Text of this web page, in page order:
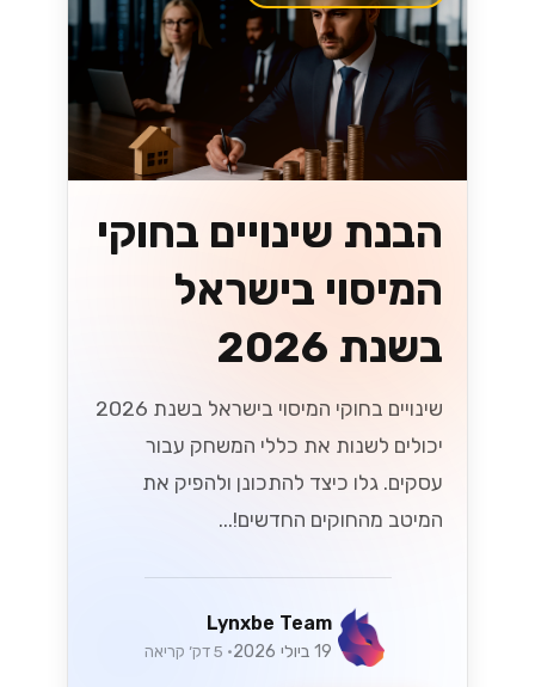
הבנת שינויים בחוקי
המיסוי בישראל
בשנת 2026
שינויים בחוקי המיסוי בישראל בשנת 2026
יכולים לשנות את כללי המשחק עבור
עסקים. גלו כיצד להתכונן ולהפיק את
המיטב מהחוקים החדשים!...
Lynxbe Team
19 ביולי 2026 • 5 דק׳ קריאה